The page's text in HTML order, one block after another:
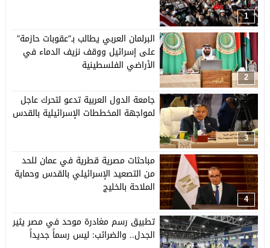
1
2
البرلمان العربي يطالب بـ”عقوبات حازمة”
على إسرائيل ووقف نزيف الدماء في
الأراضي الفلسطينية
3
جامعة الدول العربية تدعو لتحرك عاجل
لمواجهة المخططات الإسرائيلية بالقدس
4
مباحثات مصرية قطرية في عمان للحد
من التصعيد الإسرائيلي بالقدس وحماية
الملاحة بالخليج
تطبيق رسم مغادرة موحد في مصر يثير
الجدل.. والضرائب: ليس رسماً جديداً